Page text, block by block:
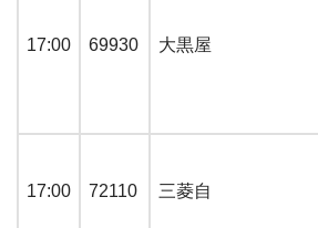
17:00 69930 大黒屋
17:00 72110 三菱自